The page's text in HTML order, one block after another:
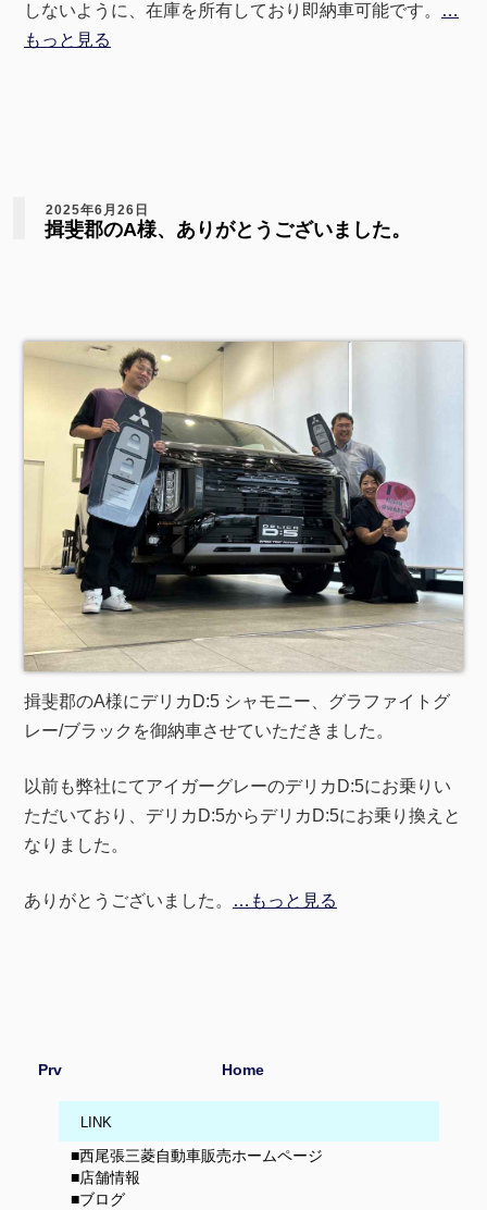
しないように、在庫を所有しており即納車可能です。
…
もっと見る
2025年6月26日
揖斐郡のA様、ありがとうございました。
揖斐郡のA様にデリカD:5 シャモニー、グラファイトグ
レー/ブラックを御納車させていただきました。
以前も弊社にてアイガーグレーのデリカD:5にお乗りい
ただいており、デリカD:5からデリカD:5にお乗り換えと
なりました。
ありがとうございました。 …もっと見る
Prv Home
LINK
■西尾張三菱自動車販売ホームページ
■店舗情報
■ブログ